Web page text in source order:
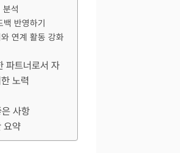
분석
백 반영하기
연계 활동 강화
파트너로서 자
노력
사항
요약